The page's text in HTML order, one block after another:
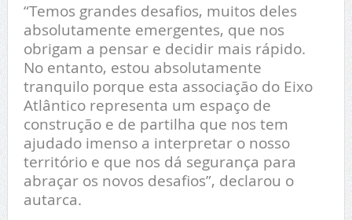
“Temos grandes desafios, muitos deles
absolutamente emergentes, que nos
obrigam a pensar e decidir mais rápido.
No entanto, estou absolutamente
tranquilo porque esta associação do Eixo
Atlântico representa um espaço de
construção e de partilha que nos tem
ajudado imenso a interpretar o nosso
território e que nos dá segurança para
abraçar os novos desafios”, declarou o
autarca.